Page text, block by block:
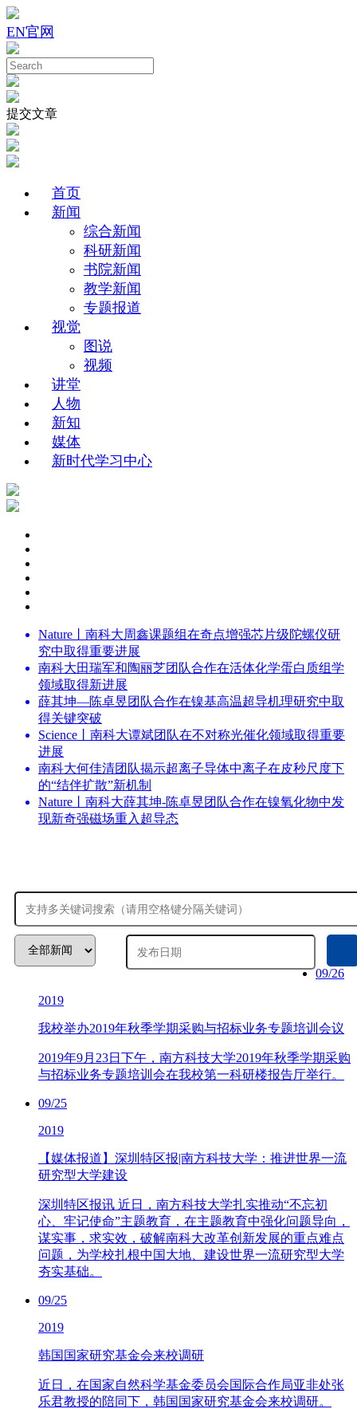
EN官网
提交文章
首页
新闻
综合新闻
科研新闻
书院新闻
教学新闻
专题报道
视觉
图说
视频
讲堂
人物
新知
媒体
新时代学习中心
Nature丨南科大周鑫课题组在奇点增强芯片级陀螺仪研
究中取得重要进展
南科大田瑞军和陶丽芝团队合作在活体化学蛋白质组学
领域取得新进展
薛其坤—陈卓昱团队合作在镍基高温超导机理研究中取
得关键突破
Science丨南科大谭斌团队在不对称光催化领域取得重要
进展
南科大何佳清团队揭示超离子导体中离子在皮秒尺度下
的“结伴扩散”新机制
Nature丨南科大薛其坤-陈卓昱团队合作在镍氧化物中发
现新奇强磁场重入超导态
09/26
2019
我校举办2019年秋季学期采购与招标业务专题培训会议
2019年9月23日下午，南方科技大学2019年秋季学期采购
与招标业务专题培训会在我校第一科研楼报告厅举行。
09/25
2019
【媒体报道】深圳特区报|南方科技大学：推进世界一流
研究型大学建设
深圳特区报讯 近日，南方科技大学扎实推动“不忘初
心、牢记使命”主题教育，在主题教育中强化问题导向，
谋实事，求实效，破解南科大改革创新发展的重点难点
问题，为学校扎根中国大地、建设世界一流研究型大学
夯实基础。
09/25
2019
韩国国家研究基金会来校调研
近日，在国家自然科学基金委员会国际合作局亚非处张
乐君教授的陪同下，韩国国家研究基金会来校调研。